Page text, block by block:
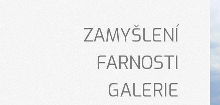
ZAMYŠLENÍ
FARNOSTI
GALERIE